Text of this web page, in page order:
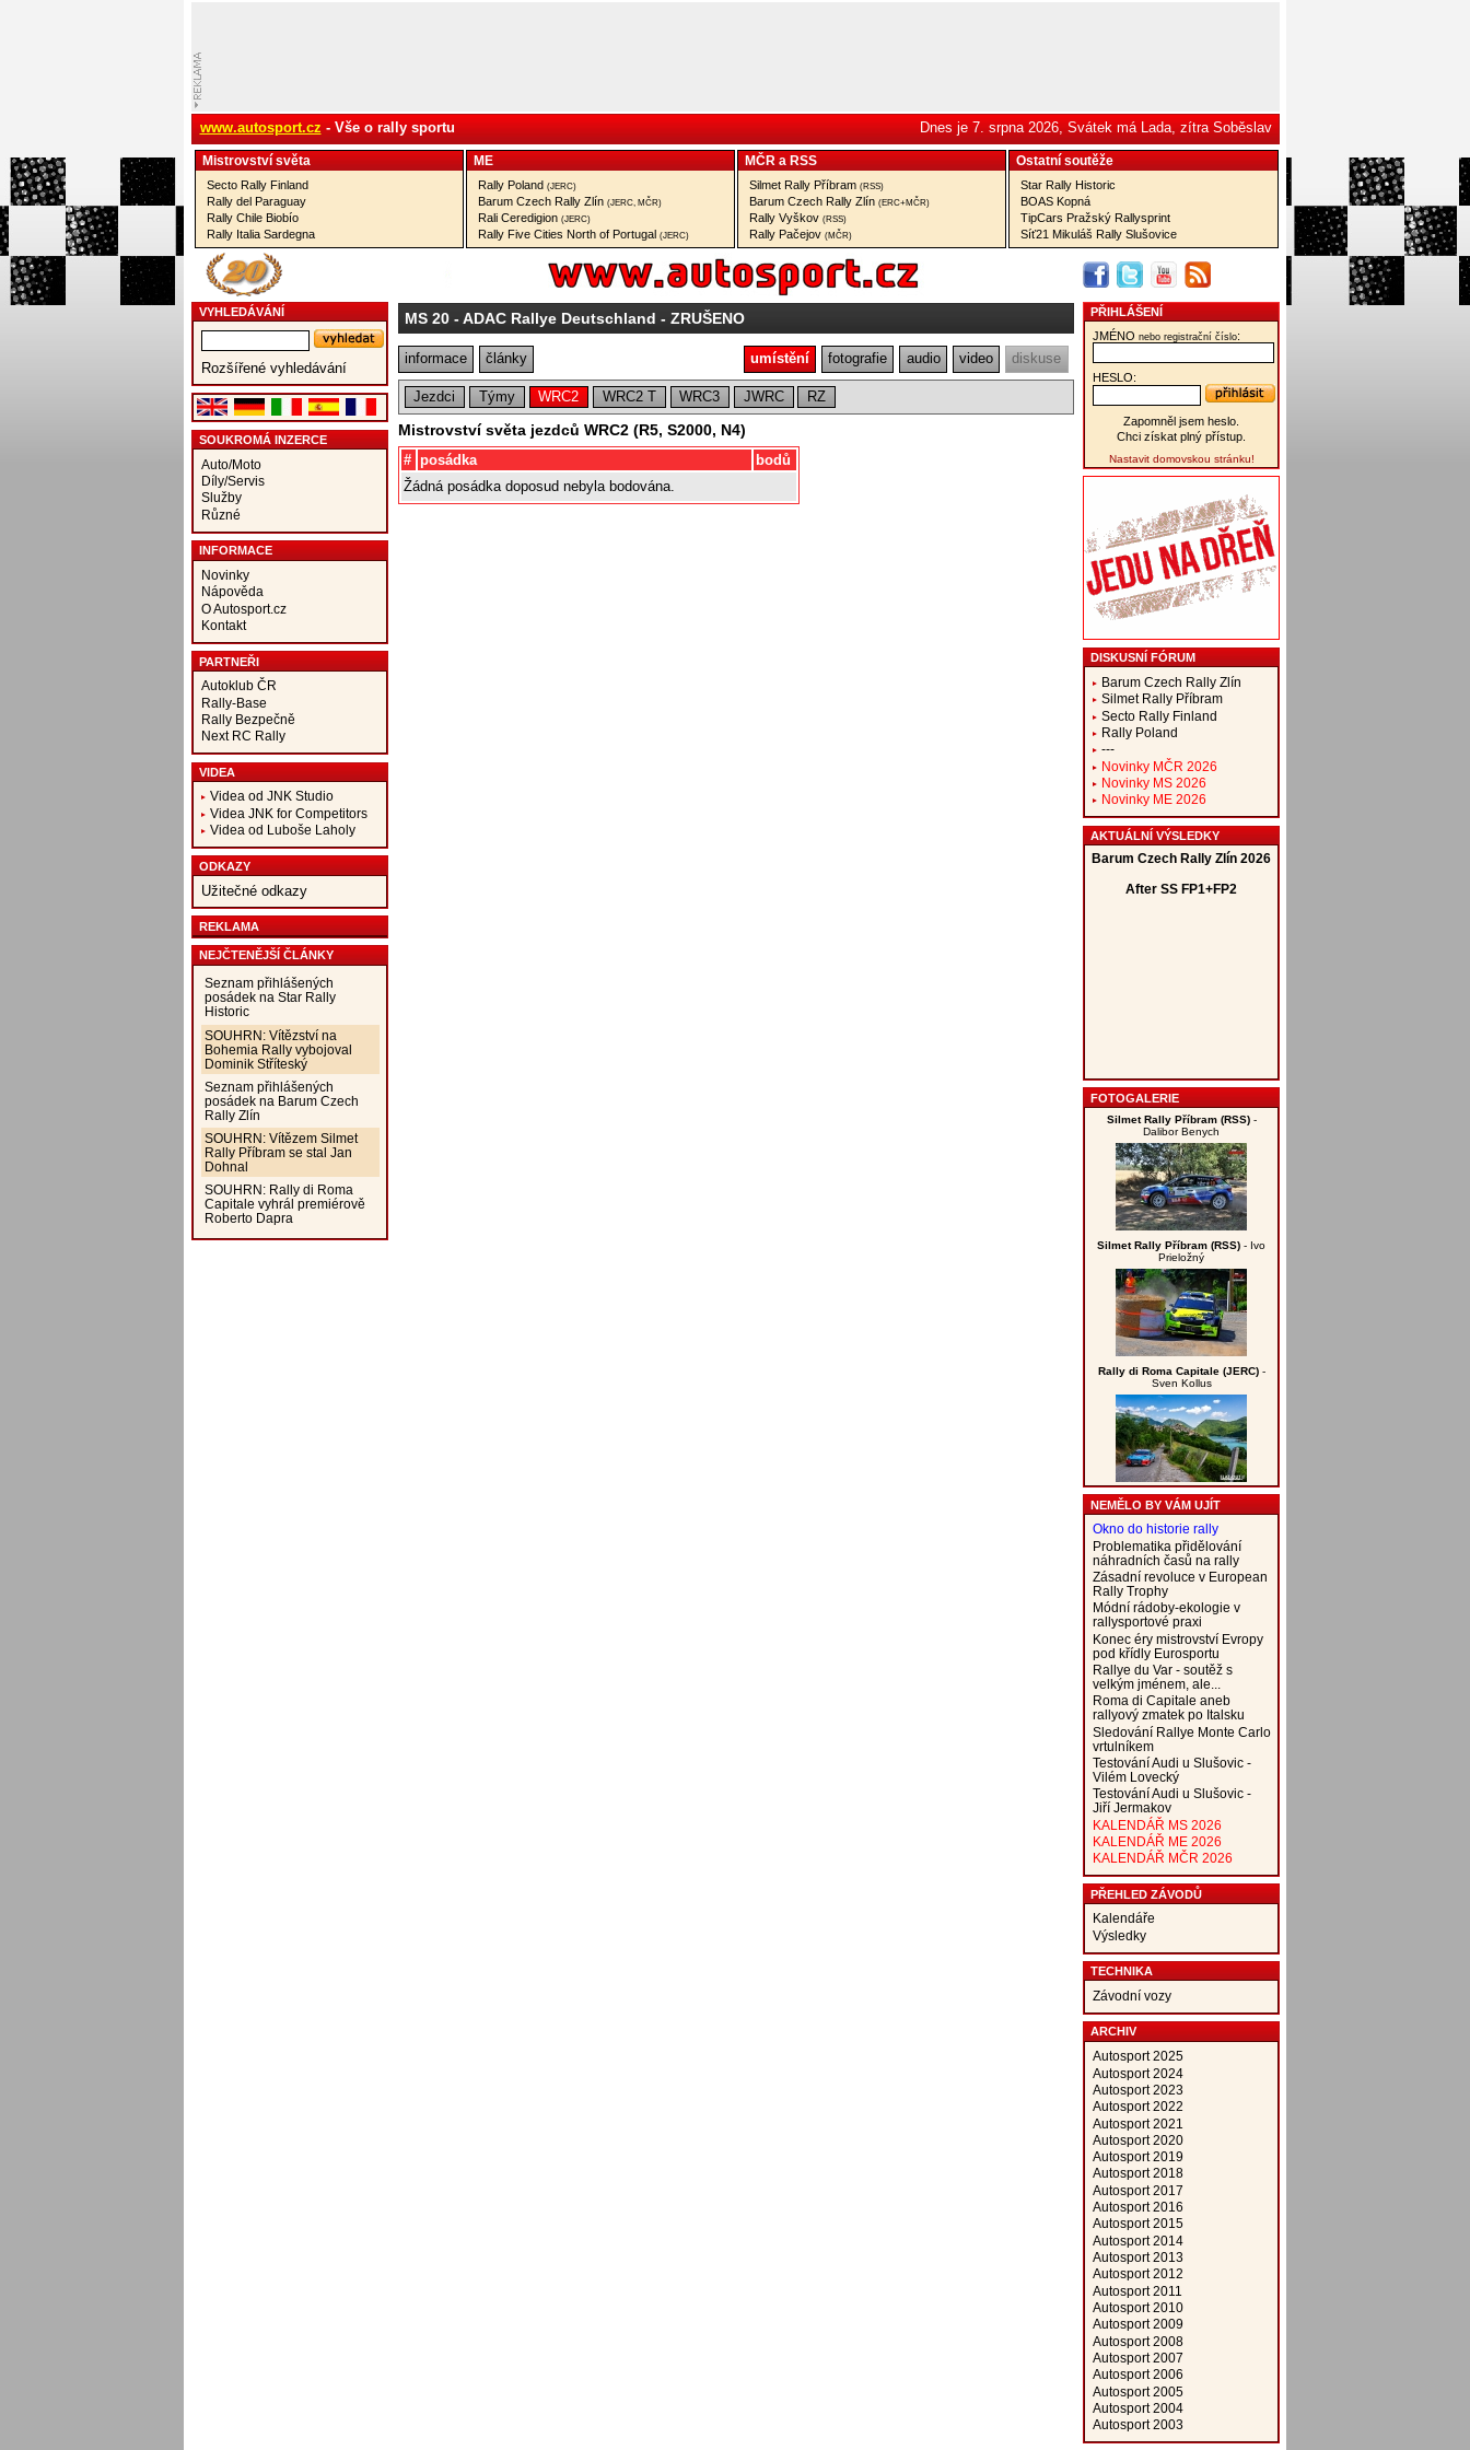
www.autosport.cz - Vše o rally sportu Dnes je 7. srpna 2026, Svátek má Lada, zítra Soběslav
Mistrovství­ světa
Secto Rally Finland
Rally del Paraguay
Rally Chile Biobío
Rally Italia Sardegna
ME
Rally Poland (JERC)
Barum Czech Rally Zlín (JERC, MČR)
Rali Ceredigion (JERC)
Rally Five Cities North of Portugal (JERC)
MČR a RSS
Silmet Rally Příbram (RSS)
Barum Czech Rally Zlín (ERC+MČR)
Rally Vyškov (RSS)
Rally Pačejov (MČR)
Ostatní­ soutěže
Star Rally Historic
BOAS Kopná
TipCars Pražský Rallysprint
Síť21 Mikuláš Rally Slušovice
VYHLEDÁVÁNÍ
Rozšířené vyhledávání
SOUKROMÁ INZERCE
Auto/Moto
Díly/Servis
Služby
Různé
INFORMACE
Novinky
Nápověda
O Autosport.cz
Kontakt
PARTNEŘI
Autoklub ČR
Rally-Base
Rally Bezpečně
Next RC Rally
VIDEA
Videa od JNK Studio
Videa JNK for Competitors
Videa od Luboše Laholy
ODKAZY
Užitečné odkazy
REKLAMA
NEJČTENĚJŠÍ ČLÁNKY
Seznam přihlášených
posádek na Star Rally
Historic
SOUHRN: Vítězství na
Bohemia Rally vybojoval
Dominik Stříteský
Seznam přihlášených
posádek na Barum Czech
Rally Zlín
SOUHRN: Vítězem Silmet
Rally Příbram se stal Jan
Dohnal
SOUHRN: Rally di Roma
Capitale vyhrál premiérově
Roberto Dapra
MS 20- ADAC Rallye Deutschland - ZRUŠENO
informace články umístění fotografie audio video diskuse
Jezdci Týmy WRC2 WRC2 T WRC3 JWRC RZ
Mistrovství světa jezdců WRC2 (R5, S2000, N4)
# posádka
bodů
Žádná posádka doposud nebyla bodována.
PŘIHLÁŠENÍ
JMÉNO nebo registrační číslo:
HESLO:
Zapomněl jsem heslo.
Chci získat plný přístup.
Nastavit domovskou stránku!
DISKUSNÍ FÓRUM
Barum Czech Rally Zlín
Silmet Rally Příbram
Secto Rally Finland
Rally Poland
---
Novinky MČR 2026
Novinky MS 2026
Novinky ME 2026
AKTUÁLNÍ VÝSLEDKY
FOTOGALERIE
Silmet Rally Příbram (RSS)-
Dalibor Benych
Silmet Rally Příbram (RSS) - Ivo
Prieložný
Rally di Roma Capitale (JERC)-
Sven Kollus
NEMĚLO BY VÁM UJÍT
Okno do historie rally
Problematika přidělování
náhradních časů na rally
Zásadní revoluce v European
Rally Trophy
Módní rádoby-ekologie v
rallysportové praxi
Konec éry mistrovství Evropy
pod křídly Eurosportu
Rallye du Var - soutěž s
velkým jménem, ale...
Roma di Capitale aneb
rallyový zmatek po Italsku
Sledování Rallye Monte Carlo
vrtulníkem
Testování Audi u Slušovic -
Vilém Lovecký
Testování Audi u Slušovic -
Jiří Jermakov
KALENDÁŘ MS 2026
KALENDÁŘ ME 2026
KALENDÁŘ MČR 2026
PŘEHLED ZÁVODŮ
Kalendáře
Výsledky
TECHNIKA
Závodní vozy
ARCHIV
Autosport 2025
Autosport 2024
Autosport 2023
Autosport 2022
Autosport 2021
Autosport 2020
Autosport 2019
Autosport 2018
Autosport 2017
Autosport 2016
Autosport 2015
Autosport 2014
Autosport 2013
Autosport 2012
Autosport 2011
Autosport 2010
Autosport 2009
Autosport 2008
Autosport 2007
Autosport 2006
Autosport 2005
Autosport 2004
Autosport 2003